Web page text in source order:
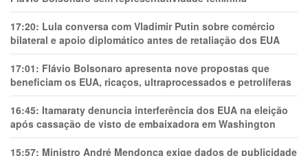
17:20: Lula conversa com Vladimir Putin sobre comércio
bilateral e apoio diplomático antes de retaliação dos EUA
17:01: Flávio Bolsonaro apresenta nove propostas que
beneficiam os EUA, ricaços, ultraprocessados e petrolíferas
16:45: Itamaraty denuncia interferência dos EUA na eleição
após cassação de visto de embaixadora em Washington
15:57: Ministro André Mendonça exige dados de publicidade